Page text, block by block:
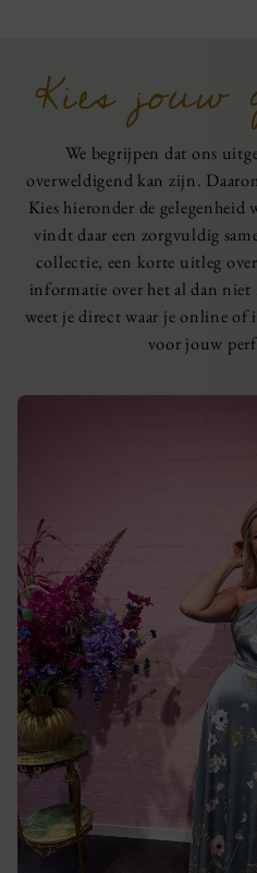
Kies jouw
We begrijpen dat ons
overweldigend kan zijn.
Kies hieronder de gelegenheid
vindt daar een zorgvuldig
collectie, een korte uitleg
informatie over het al dan niet
weet je direct waar je online
voor jouw